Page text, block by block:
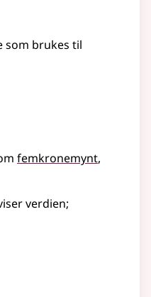
som brukes til
femkronemynt
verdien;